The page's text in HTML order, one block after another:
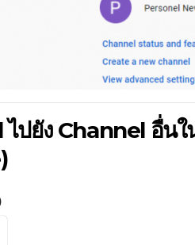
ไปยัง Channel อื่น